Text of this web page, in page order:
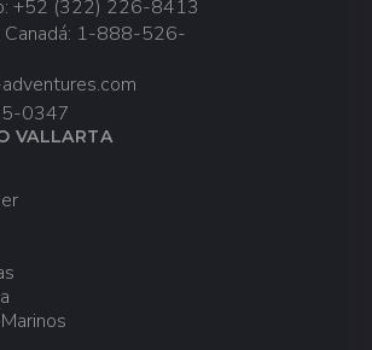
día de Playa
la fecha de tu tour de
si lo solicitas al menos
antes del tour.
bajo la Promoción 3x2,
cambios ni cancelaciones.
reservaciones o
deben ser solicitados
ainfo@vallarta-
+52 (322) 226-8413
Canadá: 1-888-526-
0347
VALLARTA